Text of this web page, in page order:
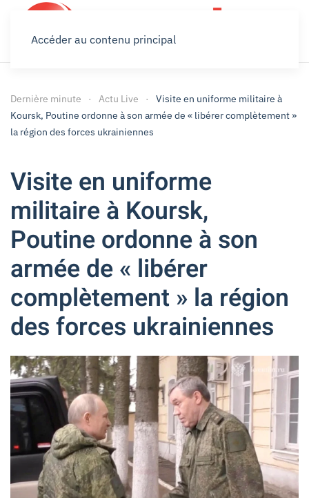
Accéder au contenu principal
Dernière minute Actu Live
Visite en uniforme militaire à
Koursk, Poutine ordonne à son armée de « libérer complètement »
la région des forces ukrainiennes
Visite en uniforme
militaire à Koursk,
Poutine ordonne à son
armée de « libérer
complètement » la région
des forces ukrainiennes